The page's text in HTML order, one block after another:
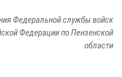
Федеральной службы войск
Федерации по Пензенской
области